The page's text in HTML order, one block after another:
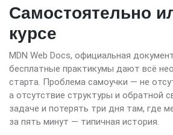
Самостоятельно
курсе
MDN Web Docs, официальная
бесплатные практикумы дают всё
старта. Проблема самоучки — не
а отсутствие структуры и обратной
задаче и потерять три дня там, где
за пять минут — типичная история.